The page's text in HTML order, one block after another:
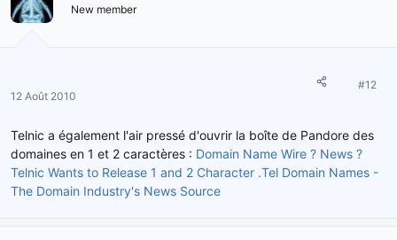
New member
12 Août 2010
#12
Telnic a également l'air pressé d'ouvrir la boîte de Pandore des
domaines en 1 et 2 caractères : Domain Name Wire ? News ?
Telnic Wants to Release 1 and 2 Character .Tel Domain Names -
The Domain Industry's News Source